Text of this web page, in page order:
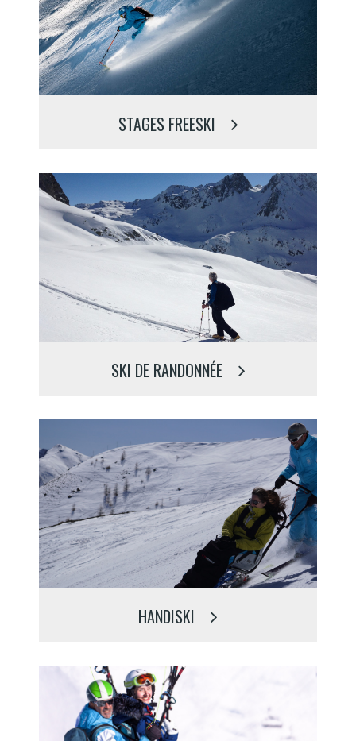
STAGES FREESKI
SKI DE RANDONNÉE
HANDISKI